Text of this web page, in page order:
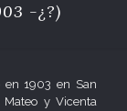
-¿?)
en 1903 en San
y Vicenta